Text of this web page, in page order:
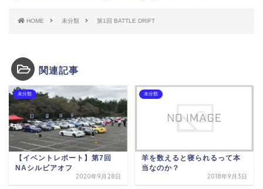
HOME 未分類 第1回 BATTLE DRIFT
関連記事
未分類
【イベントレポート】第7回
NAシルビアオフ
2020年9月28日
未分類
羊を数えると寝られるって本
当なのか？
2018年9月3日